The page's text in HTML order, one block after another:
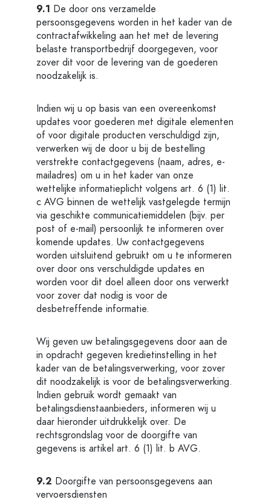
9.1 De door ons verzamelde
persoonsgegevens worden in het kader van de
contractafwikkeling aan het met de levering
belaste transportbedrijf doorgegeven, voor
zover dit voor de levering van de goederen
noodzakelijk is.
Indien wij u op basis van een overeenkomst
updates voor goederen met digitale elementen
of voor digitale producten verschuldigd zijn,
verwerken wij de door u bij de bestelling
verstrekte contactgegevens (naam, adres, e-
mailadres) om u in het kader van onze
wettelijke informatieplicht volgens art. 6 (1) lit.
c AVG binnen de wettelijk vastgelegde termijn
via geschikte communicatiemiddelen (bijv. per
post of e-mail) persoonlijk te informeren over
komende updates. Uw contactgegevens
worden uitsluitend gebruikt om u te informeren
over door ons verschuldigde updates en
worden voor dit doel alleen door ons verwerkt
voor zover dat nodig is voor de
desbetreffende informatie.
Wij geven uw betalingsgegevens door aan de
in opdracht gegeven kredietinstelling in het
kader van de betalingsverwerking, voor zover
dit noodzakelijk is voor de betalingsverwerking.
Indien gebruik wordt gemaakt van
betalingsdienstaanbieders, informeren wij u
daar hieronder uitdrukkelijk over. De
rechtsgrondslag voor de doorgifte van
gegevens is artikel art. 6 (1) lit. b AVG.
9.2 Doorgifte van persoonsgegevens aan
vervoersdiensten